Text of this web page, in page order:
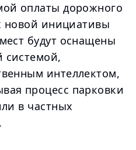
оплаты дорожного
новой инициативы
будут оснащены
системой,
интеллектом,
процесс парковки
в частных